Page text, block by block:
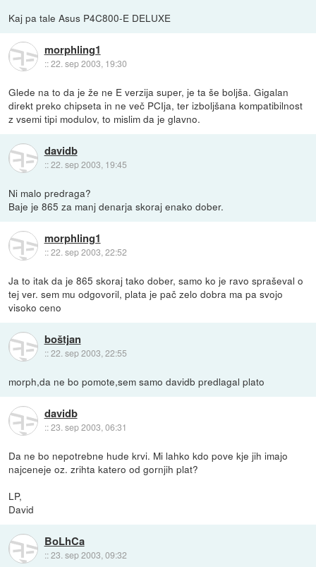
Kaj pa tale Asus P4C800-E DELUXE
morphling1
::22. sep 2003, 19:30
Glede na to da je že ne E verzija super, je ta še boljša. Gigalan
direkt preko chipseta in ne več PCIja, ter izboljšana kompatibilnost
z vsemi tipi modulov, to mislim da je glavno.
davidb
::22. sep 2003, 19:45
Ni malo predraga?
Baje je 865 za manj denarja skoraj enako dober.
morphling1
::22. sep 2003, 22:52
Ja to itak da je 865 skoraj tako dober, samo ko je ravo spraševal o
tej ver. sem mu odgovoril, plata je pač zelo dobra ma pa svojo
visoko ceno
boštjan
::22. sep 2003, 22:55
morph,da ne bo pomote,sem samo davidb predlagal plato
davidb
::23. sep 2003, 06:31
Da ne bo nepotrebne hude krvi. Mi lahko kdo pove kje jih imajo
najceneje oz. zrihta katero od gornjih plat?
LP,
David
BoLhCa
::23. sep 2003, 09:32